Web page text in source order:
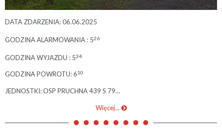
DATA ZDARZENIA: 06.06.2025
GODZINA ALARMOWANIA : 526
GODZINA WYJAZDU : 534
GODZINA POWROTU: 610
JEDNOSTKI: OSP PRUCHNA 439 S 79…
Więcej...